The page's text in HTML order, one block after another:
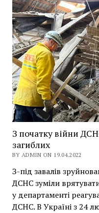
З початку війни
загиблих
BY ADMIN ON 19.04.2022
З-під завалів
ДСНС зуміли
у департаменті
ДСНС. В Україні з 24